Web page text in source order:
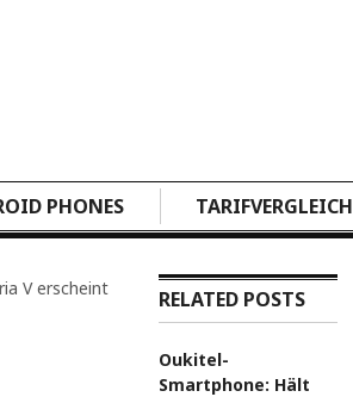
PHONES TARIFVERGLEICH
V erscheint
RELATED POSTS
Oukitel-
Smartphone: Hält